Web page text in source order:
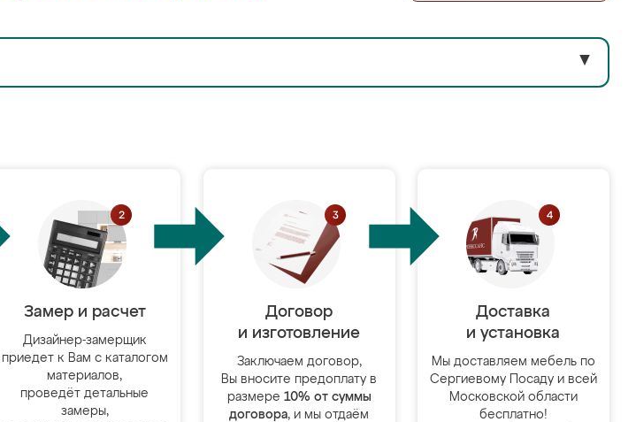
▼
Замер и расчет
Дизайнер-замерщик
приедет к Вам с каталогом
материалов,
проведёт детальные
замеры,
Договор
и изготовление
Заключаем договор,
Вы вносите предоплату в
размере 10% от суммы
договора, и мы отдаём
Доставка
и установка
Мы доставляем мебель по
Сергиевому Посаду и всей
Московской области
бесплатно!